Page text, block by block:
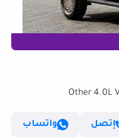
إتصل
واتساب